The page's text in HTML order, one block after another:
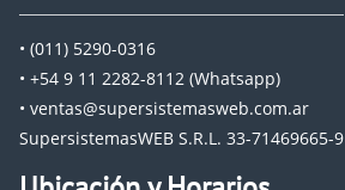
• (011) 5290-0316
• +54 9 11 2282-8112 (Whatsapp)
• ventas@supersistemasweb.com.ar
SupersistemasWEB S.R.L. 33-71469665-9